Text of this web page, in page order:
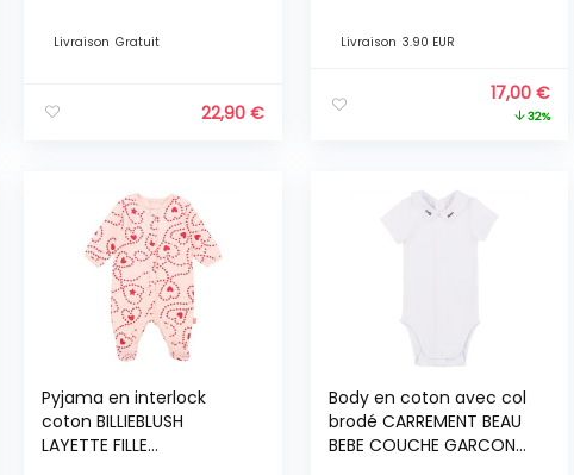
Livraison Gratuit
22,90 €
Livraison 3.90 EUR
17,00€
32%
Pyjama en interlock
coton BILLIEBLUSH
LAYETTE FILLE
Body en coton avec col
brodé CARREMENT BEAU
BEBE COUCHE GARCON